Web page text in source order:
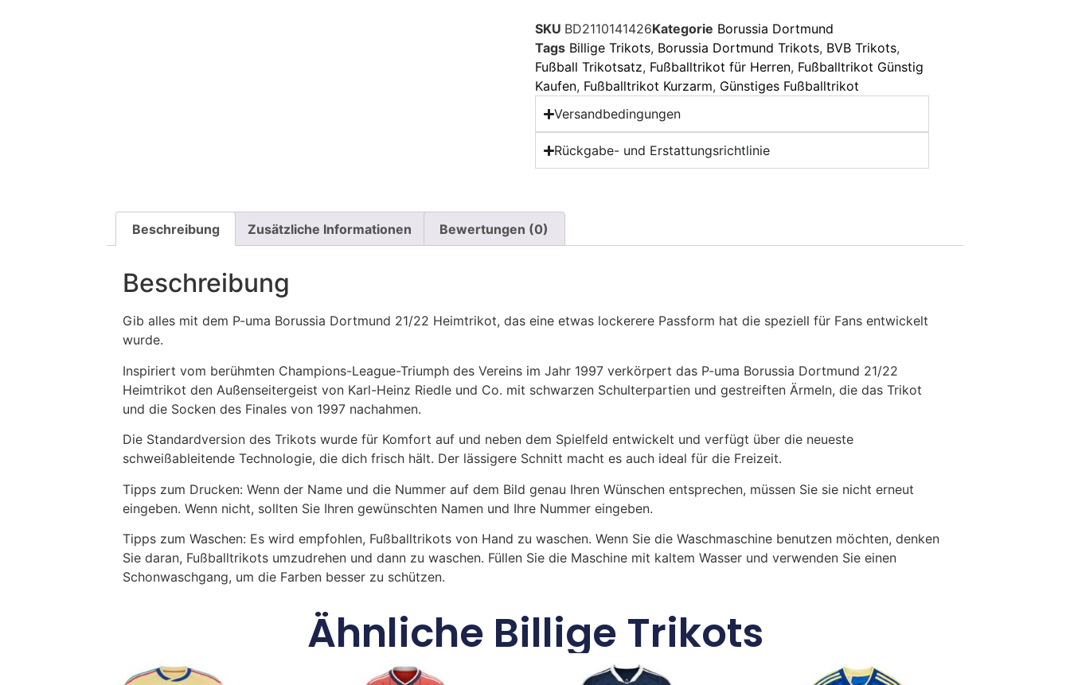
SKU BD2110141426Kategorie Borussia Dortmund
Tags Billige Trikots, Borussia Dortmund Trikots, BVB Trikots,
Fußball Trikotsatz, Fußballtrikot für Herren, Fußballtrikot Günstig
Kaufen, Fußballtrikot Kurzarm, Günstiges Fußballtrikot
Versandbedingungen
Rückgabe- und Erstattungsrichtlinie
Beschreibung Zusätzliche Informationen Bewertungen (0)
Beschreibung
Gib alles mit dem P-uma Borussia Dortmund 21/22 Heimtrikot, das eine etwas lockerere Passform hat die speziell für Fans entwickelt
wurde.
Inspiriert vom berühmten Champions-League-Triumph des Vereins im Jahr 1997 verkörpert das P-uma Borussia Dortmund 21/22
Heimtrikot den Außenseitergeist von Karl-Heinz Riedle und Co. mit schwarzen Schulterpartien und gestreiften Ärmeln, die das Trikot
und die Socken des Finales von 1997 nachahmen.
Die Standardversion des Trikots wurde für Komfort auf und neben dem Spielfeld entwickelt und verfügt über die neueste
schweißableitende Technologie, die dich frisch hält. Der lässigere Schnitt macht es auch ideal für die Freizeit.
Tipps zum Drucken: Wenn der Name und die Nummer auf dem Bild genau Ihren Wünschen entsprechen, müssen Sie sie nicht erneut
eingeben. Wenn nicht, sollten Sie Ihren gewünschten Namen und Ihre Nummer eingeben.
Tipps zum Waschen: Es wird empfohlen, Fußballtrikots von Hand zu waschen. Wenn Sie die Waschmaschine benutzen möchten, denken
Sie daran, Fußballtrikots umzudrehen und dann zu waschen. Füllen Sie die Maschine mit kaltem Wasser und verwenden Sie einen
Schonwaschgang, um die Farben besser zu schützen.
Ähnliche Billige Trikots